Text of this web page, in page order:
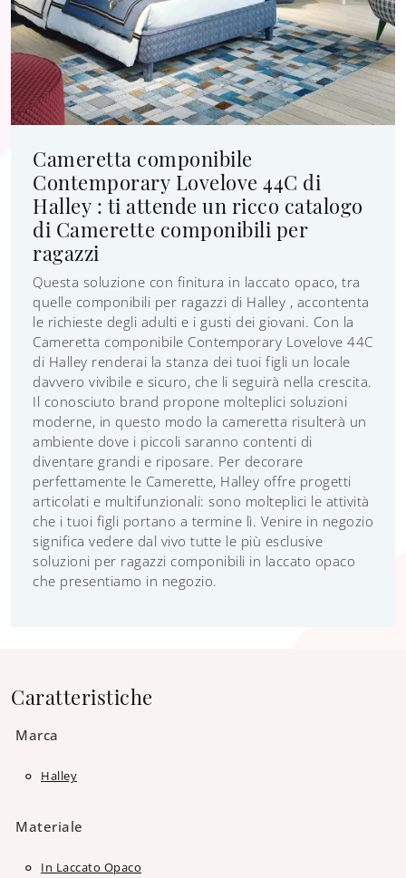
Cameretta componibile
Contemporary Lovelove 44C di
Halley : ti attende un ricco catalogo
di Camerette componibili per
ragazzi
Questa soluzione con finitura in laccato opaco, tra
quelle componibili per ragazzi di Halley , accontenta
le richieste degli adulti e i gusti dei giovani. Con la
Cameretta componibile Contemporary Lovelove 44C
di Halley renderai la stanza dei tuoi figli un locale
davvero vivibile e sicuro, che li seguirà nella crescita.
Il conosciuto brand propone molteplici soluzioni
moderne, in questo modo la cameretta risulterà un
ambiente dove i piccoli saranno contenti di
diventare grandi e riposare. Per decorare
perfettamente le Camerette, Halley offre progetti
articolati e multifunzionali: sono molteplici le attività
che i tuoi figli portano a termine lì. Venire in negozio
significa vedere dal vivo tutte le più esclusive
soluzioni per ragazzi componibili in laccato opaco
che presentiamo in negozio.
Caratteristiche
Marca
Halley
Materiale
In Laccato Opaco